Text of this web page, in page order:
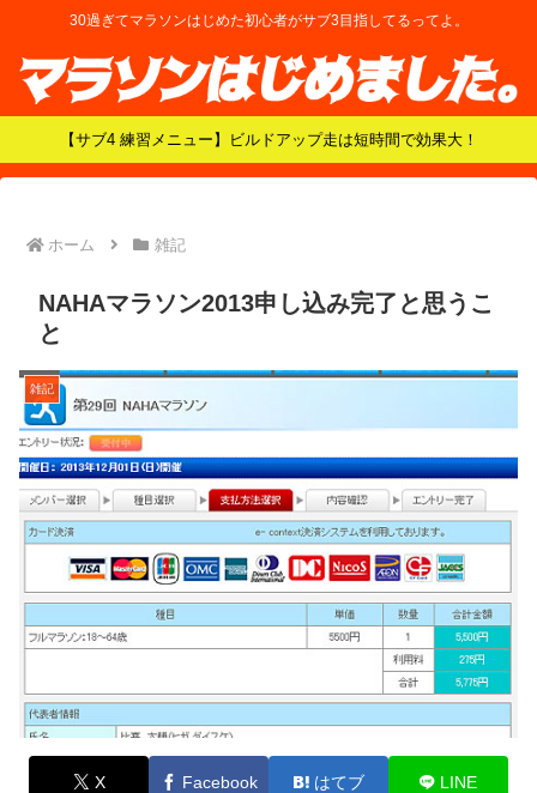
30過ぎてマラソンはじめた初心者がサブ3目指してるってよ。
【サブ4 練習メニュー】ビルドアップ走は短時間で効果大！
ホーム 雑記
NAHAマラソン2013申し込み完了と思うこ
と
雑記
X Facebook はてブ LINE